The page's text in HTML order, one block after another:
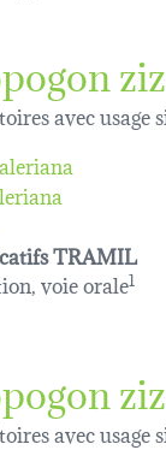
avec
TRAMIL
voie orale1
avec